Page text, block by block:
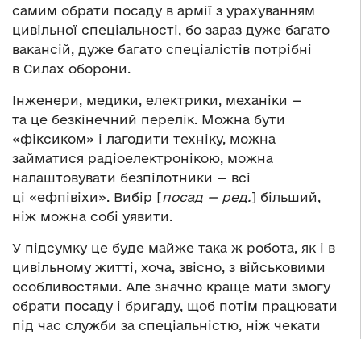
самим обрати посаду в армії з урахуванням
цивільної спеціальності, бо зараз дуже багато
вакансій, дуже багато спеціалістів потрібні
в Силах оборони.
Інженери, медики, електрики, механіки —
та це безкінечний перелік. Можна бути
«фіксиком» і лагодити техніку, можна
займатися радіоелектронікою, можна
налаштовувати безпілотники — всі
ці «ефпівіхи». Вибір [посад — ред.] більший,
ніж можна собі уявити.
У підсумку це буде майже така ж робота, як і в
цивільному житті, хоча, звісно, з військовими
особливостями. Але значно краще мати змогу
обрати посаду і бригаду, щоб потім працювати
під час служби за спеціальністю, ніж чекати